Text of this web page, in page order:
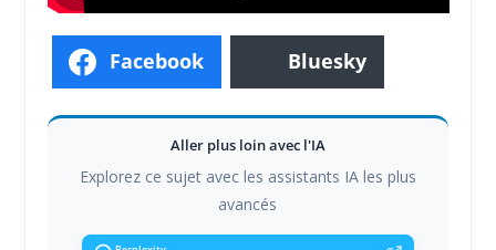
Facebook Bluesky
Aller plus loin avec l'IA
Explorez ce sujet avec les assistants IA les plus
avancés